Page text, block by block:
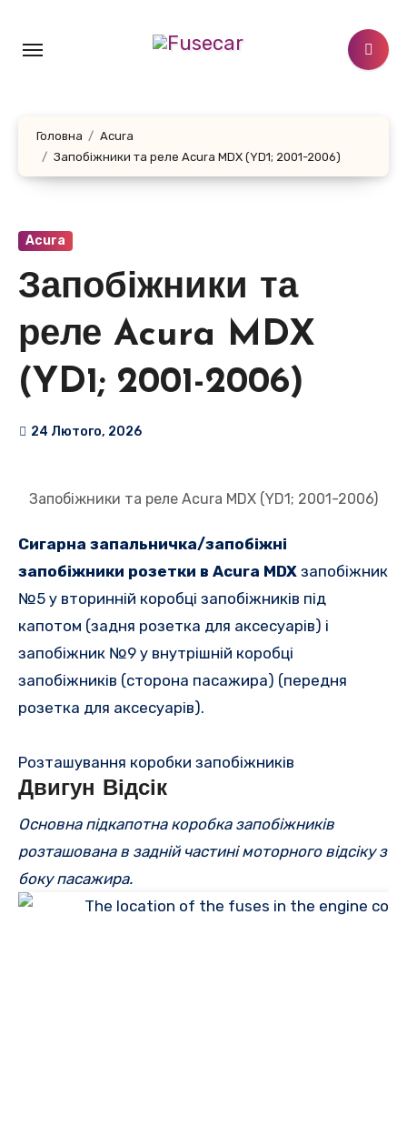
контенту
Головна
Acura
Запобіжники та реле Acura MDX (YD1; 2001-2006)
Acura
Запобіжники та
реле Acura MDX
(YD1; 2001-2006)
24 Лютого, 2026
Запобіжники та реле Acura MDX (YD1; 2001-2006)
Сигарна запальничка/запобіжні
запобіжники розетки в Acura MDX запобіжник
№5 у вторинній коробці запобіжників під
капотом (задня розетка для аксесуарів) і
запобіжник №9 у внутрішній коробці
запобіжників (сторона пасажира) (передня
розетка для аксесуарів).
Розташування коробки запобіжників
Двигун Відсік
Основна підкапотна коробка запобіжників
розташована в задній частині моторного відсіку з
боку пасажира.